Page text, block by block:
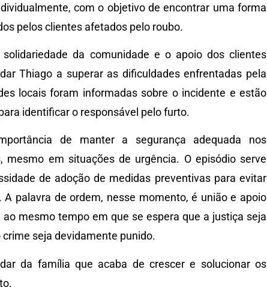
com o objetivo de encontrar uma forma
pelos clientes afetados pelo roubo.
da comunidade e o apoio dos clientes
Thiago a superar as dificuldades enfrentadas pela
locais foram informadas sobre o incidente e estão
identificar o responsável pelo furto.
de manter a segurança adequada nos
mesmo em situações de urgência. O episódio serve
de adoção de medidas preventivas para evitar
palavra de ordem, nesse momento, é união e apoio
mesmo tempo em que se espera que a justiça seja
seja devidamente punido.
da família que acaba de crescer e solucionar os